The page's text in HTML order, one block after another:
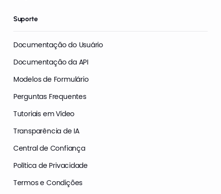
Suporte
Documentação do Usuário
Documentação da API
Modelos de Formulário
Perguntas Frequentes
Tutoriais em Vídeo
Transparência de IA
Central de Confiança
Política de Privacidade
Termos e Condições